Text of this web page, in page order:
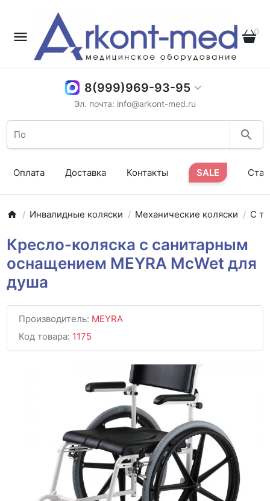
0
8(999)969-93-95
Эл. почта: info@arkont-med.ru
Оплата Доставка Контакты SALE
Инвалидные коляски Механические коляски С
Кресло-коляска с санитарным
оснащением MEYRA McWet для
душа
Производитель: MEYRA
Код товара: 1175